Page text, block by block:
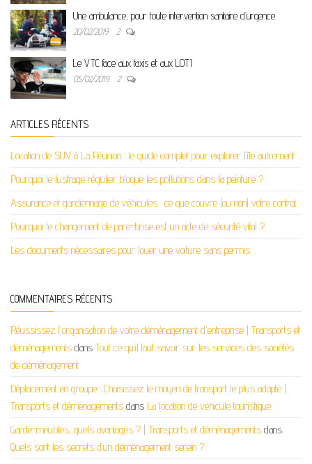
Une ambulance, pour toute intervention sanitaire d’urgence
20/02/2019 2
Le VTC face aux taxis et aux LOTI
05/02/2019 2
ARTICLES RÉCENTS
Location de SUV à La Réunion : le guide complet pour explorer l’île autrement
Pourquoi le lustrage régulier bloque les pollutions dans la peinture ?
Assurance et gardiennage de véhicules : ce que couvre (ou non) votre contrat
Pourquoi le changement de pare-brise est un acte de sécurité vital ?
Les documents nécessaires pour louer une voiture sans permis
COMMENTAIRES RÉCENTS
Réussissez l'organisation de votre déménagement d'entreprise | Transports et
déménagements dans Tout ce qu’il faut savoir sur les services des sociétés
de déménagement
Déplacement en groupe : Choisissez le moyen de transport le plus adapté |
Transports et déménagements dans La location de véhicule touristique
Garde-meubles, quels avantages ? | Transports et déménagements dans
Quels sont les secrets d’un déménagement serein ?